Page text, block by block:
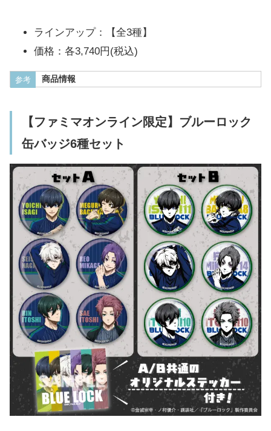
ラインアップ：【全3種】
価格：各3,740円(税込)
参考 商品情報
【ファミマオンライン限定】ブルーロック
缶バッジ6種セット